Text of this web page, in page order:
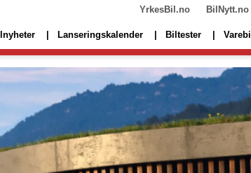
YrkesBil.no BilNytt.no
Lanseringskalender Biltester Varebil